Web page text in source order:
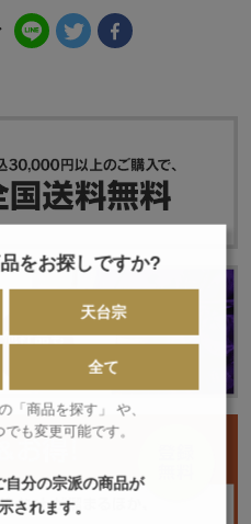
をお探しですか?
天台宗
全て
「商品を探す」 や、
も変更可能です。
分の宗派の商品が
されます。